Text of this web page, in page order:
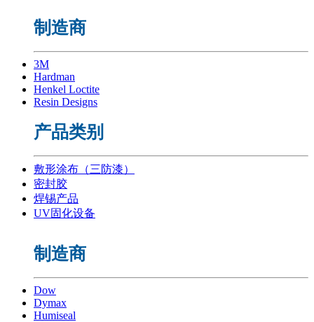
制造商
3M
Hardman
Henkel Loctite
Resin Designs
产品类别
敷形涂布（三防漆）
密封胶
焊锡产品
UV固化设备
制造商
Dow
Dymax
Humiseal